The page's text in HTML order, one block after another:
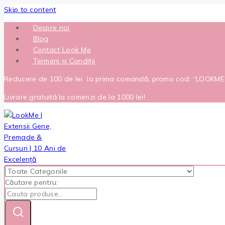
Skip to content
Despre noi
Blog
Contact Look Me
Termeni și Condiții
Reducere de 100 de lei la prima comandă, promo cod:
Livrare gratuită la comenzi de la 1000 lei!
Căutare pentru: